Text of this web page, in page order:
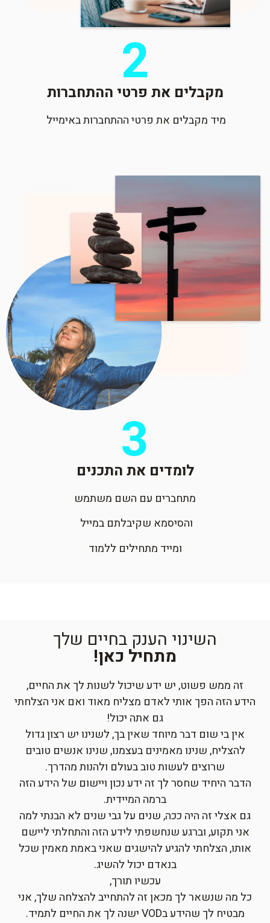
2
מקבלים את פרטי ההתחברות
מיד מקבלים את פרטי ההתחברות באימייל
3
לומדים את התכנים
מתחברים עם השם משתמש
והסיסמא שקיבלתם במייל
ומייד מתחילים ללמוד
השינוי הענק בחיים שלך
מתחיל כאן!
זה ממש פשוט, יש ידע שיכול לשנות לך את החיים,
הידע הזה הפך אותי לאדם מצליח מאוד ואם אני הצלחתי
גם אתה יכול!
אין בי שום דבר מיוחד שאין בך, לשנינו יש רצון גדול
להצליח, שנינו מאמינים בעצמנו, שנינו אנשים טובים
שרוצים לעשות טוב בעולם ולהנות מהדרך.
הדבר היחיד שחסר לך זה ידע נכון ויישום של הידע הזה
ברמה המיידית.
גם אצלי זה היה ככה, שנים על גבי שנים לא הבנתי למה
אני תקוע, וברגע שנחשפתי לידע הזה והתחלתי ליישם
אותו, הצלחתי להגיע להישגים שאני באמת מאמין שכל
בנאדם יכול להשיג.
עכשיו תורך,
כל מה שנשאר לך מכאן זה להתחייב להצלחה שלך, אני
מבטיח לך שהידע בVOD ישנה לך את החיים לתמיד.